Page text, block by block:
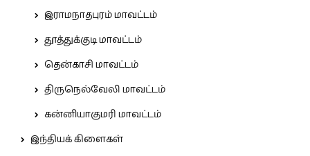
இராமநாதபுரம் மாவட்டம்
தூத்துக்குடி மாவட்டம்
தென்காசி மாவட்டம்
திருநெல்வேலி மாவட்டம்
கன்னியாகுமரி மாவட்டம்
இந்தியக் கிளைகள்